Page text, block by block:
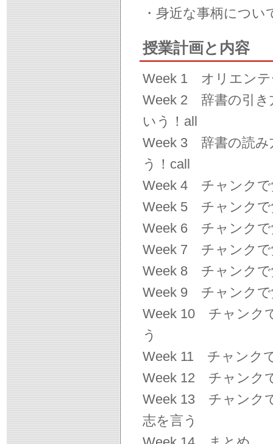
・身近な事柄につ
授業計画と内容
Week 1 オリエンテ
Week 2 辞書の引き
いう！all
Week 3 辞書の読み
う！call
Week 4 チャンクで
Week 5 チャンクで
Week 6 チャンクで
Week 7 チャンクで
Week 8 チャンクで
Week 9 チャンクで
Week 10 チャンク
う
Week 11 チャンク
Week 12 チャンク
Week 13 チャンク
志を言う